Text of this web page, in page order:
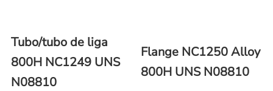
Tubo/tubo de liga
800H NC1249 UNS
N08810
Flange NC1250 Alloy
800H UNS N08810